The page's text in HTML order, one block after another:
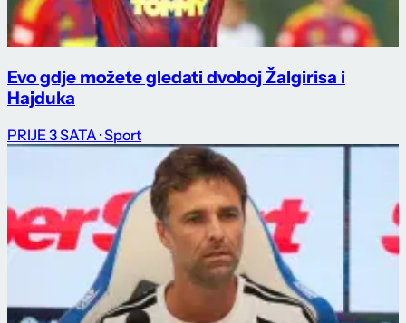
Evo gdje možete gledati dvoboj Žalgirisa i
Hajduka
PRIJE 3 SATA · Sport